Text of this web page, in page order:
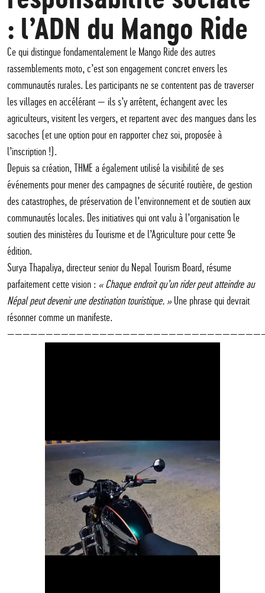
: l’ADN du Mango Ride
Ce qui distingue fondamentalement le Mango Ride des autres
rassemblements moto, c’est son engagement concret envers les
communautés rurales. Les participants ne se contentent pas de traverser
les villages en accélérant — ils s’y arrêtent, échangent avec les
agriculteurs, visitent les vergers, et repartent avec des mangues dans les
sacoches (et une option pour en rapporter chez soi, proposée à
l’inscription !).
Depuis sa création, THME a également utilisé la visibilité de ses
événements pour mener des campagnes de sécurité routière, de gestion
des catastrophes, de préservation de l’environnement et de soutien aux
communautés locales. Des initiatives qui ont valu à l’organisation le
soutien des ministères du Tourisme et de l’Agriculture pour cette 9e
édition.
Surya Thapaliya, directeur senior du Nepal Tourism Board, résume
parfaitement cette vision : « Chaque endroit qu’un rider peut atteindre au
Népal peut devenir une destination touristique. »Une phrase qui devrait
résonner comme un manifeste.